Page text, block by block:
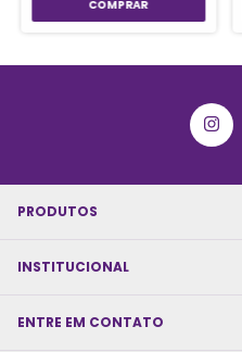
PRODUTOS
INSTITUCIONAL
ENTRE EM CONTATO